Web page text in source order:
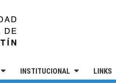
INSTITUCIONAL LINKS